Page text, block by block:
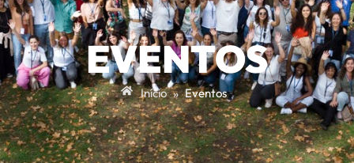
EVENTOS
Início » Eventos